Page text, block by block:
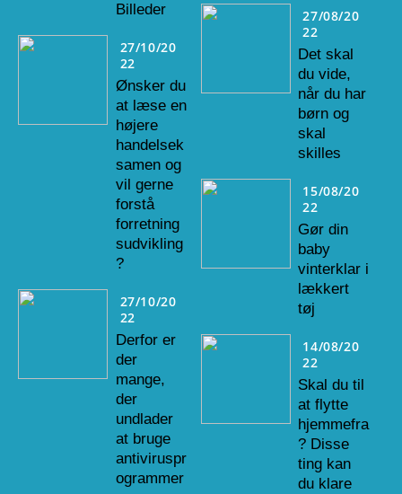
Billeder
27/10/20
22
Ønsker du
at læse en
højere
handelsek
samen og
vil gerne
forstå
forretning
sudvikling
?
27/10/20
22
Derfor er
der
mange,
der
undlader
at bruge
antiviruspr
ogrammer
27/08/20
22
Det skal
du vide,
når du har
børn og
skal
skilles
15/08/20
22
Gør din
baby
vinterklar i
lækkert
tøj
14/08/20
22
Skal du til
at flytte
hjemmefra
? Disse
ting kan
du klare